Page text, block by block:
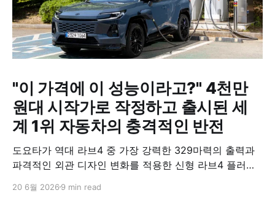
"이 가격에 이 성능이라고?" 4천만
원대 시작가로 작정하고 출시된 세
계 1위 자동차의 충격적인 반전
도요타가 역대 라브4 중 가장 강력한 329마력의 출력과
파격적인 외관 디자인 변화를 적용한 신형 라브4 플러그
충전이 가능하고 전기 모드로만 70km 이상 주행할 수 있
20 6월 2026 9 min read